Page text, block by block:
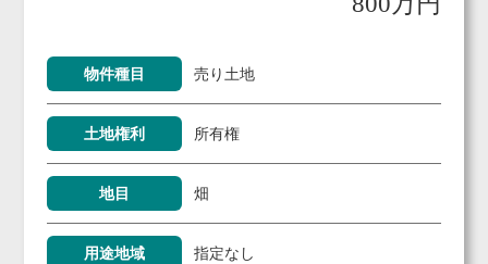
物件種目 売り土地
土地権利 所有権
地目 畑
用途地域 指定なし